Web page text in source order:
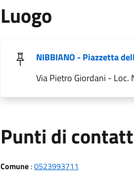
Luogo
NIBBIANO - Piazzetta
Via Pietro Giordani - Loc.
Punti di
Comune:0523993711